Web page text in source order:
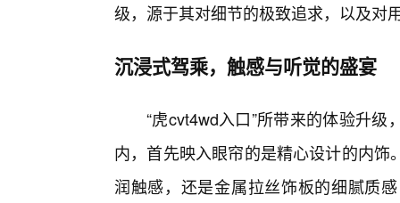
级，源于其对细节的极致追求，以及对
沉浸式驾乘，触感与听觉的盛宴
“虎cvt4wd入口”所带来的体验升
内，首先映入眼帘的是精心设计的内
润触感，还是金属拉丝饰板的细腻质